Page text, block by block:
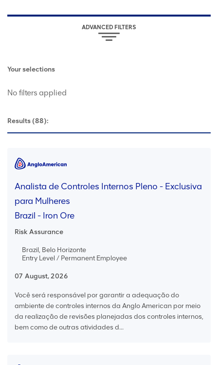
ADVANCED FILTERS
Your selections
No filters applied
Results (88):
Analista de Controles Internos Pleno - Exclusiva
para Mulheres
Brazil - Iron Ore
Risk Assurance
Brazil, Belo Horizonte
Entry Level / Permanent Employee
07 August, 2026
Você será responsável por garantir a adequação do
ambiente de controles internos da Anglo American por meio
da realização de revisões planejadas dos controles internos,
bem como de outras atividades d...